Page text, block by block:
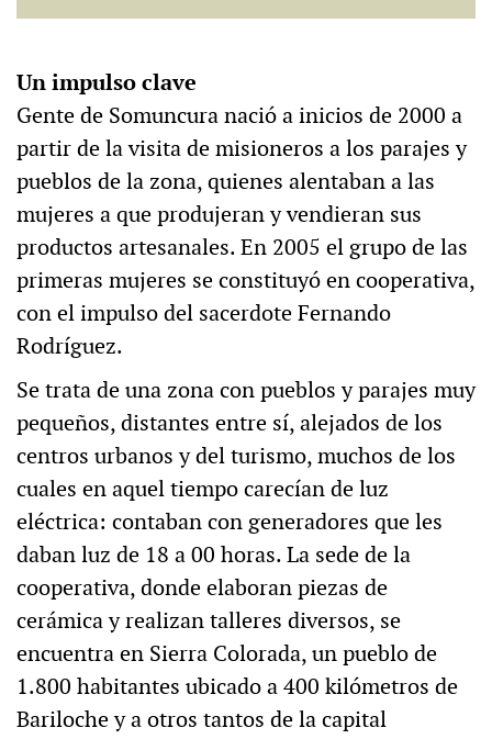
Un impulso clave
Gente de Somuncura nació a inicios de 2000 a
partir de la visita de misioneros a los parajes y
pueblos de la zona, quienes alentaban a las
mujeres a que produjeran y vendieran sus
productos artesanales. En 2005 el grupo de las
primeras mujeres se constituyó en cooperativa,
con el impulso del sacerdote Fernando
Rodríguez.
Se trata de una zona con pueblos y parajes muy
pequeños, distantes entre sí, alejados de los
centros urbanos y del turismo, muchos de los
cuales en aquel tiempo carecían de luz
eléctrica: contaban con generadores que les
daban luz de 18 a 00 horas. La sede de la
cooperativa, donde elaboran piezas de
cerámica y realizan talleres diversos, se
encuentra en Sierra Colorada, un pueblo de
1.800 habitantes ubicado a 400 kilómetros de
Bariloche y a otros tantos de la capital